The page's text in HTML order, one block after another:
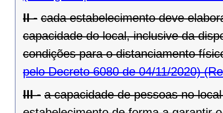
II - cada estabelecimento deve
capacidade do local, inclusive da
condições para o distanciamento
pelo Decreto 6080 de 04/11/2020)
III - a capacidade de pessoas no